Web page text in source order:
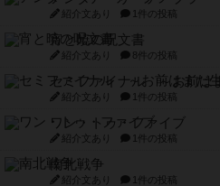
紹介文あり 1件の投稿
宵と暁の呪文書
紹介文あり 8件の投稿
セミファイナル ～お前は
紹介文あり 1件の投稿
ワン・トゥ・ファイブ
紹介文あり 1件の投稿
南北戦争
紹介文あり 1件の投稿